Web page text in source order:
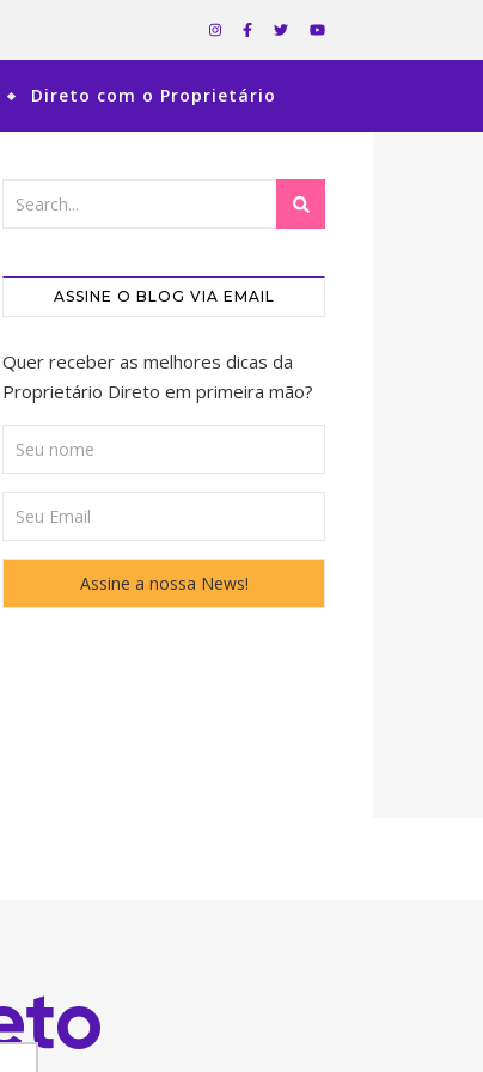
Direto com o Proprietário
ASSINE O BLOG VIA EMAIL
Quer receber as melhores dicas da
Proprietário Direto em primeira mão?